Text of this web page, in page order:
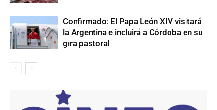
Confirmado: El Papa León XIV visitará
la Argentina e incluirá a Córdoba en su
gira pastoral